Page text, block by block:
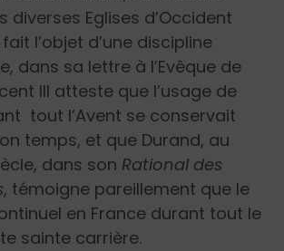
diverses Eglises d’Occident
l’objet d’une discipline
dans sa lettre à l’Evêque de
III atteste que l’usage de
tout l’Avent se conservait
temps, et que Durand, au
dans son Rational des
, témoigne pareillement que le
en France durant tout le
sainte carrière.